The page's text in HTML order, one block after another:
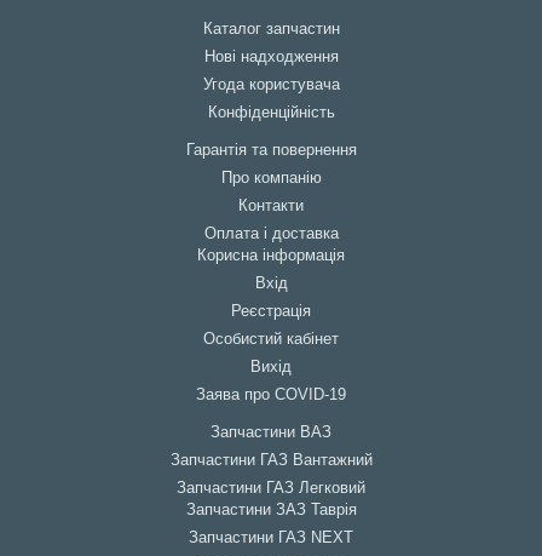
Каталог запчастин
Нові надходження
Угода користувача
Конфіденційність
Гарантія та повернення
Про компанію
Контакти
Оплата і доставка
Корисна інформація
Вхід
Реєстрація
Особистий кабінет
Вихід
Заява про COVID-19
Запчастини ВАЗ
Запчастини ГАЗ Вантажний
Запчастини ГАЗ Легковий
Запчастини ЗАЗ Таврія
Запчастини ГАЗ NEXT